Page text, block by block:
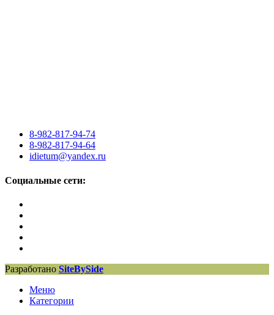
8-982-817-94-74
8-982-817-94-64
idietum@yandex.ru
Социальные сети:
Разработано SiteBySide
Меню
Категории